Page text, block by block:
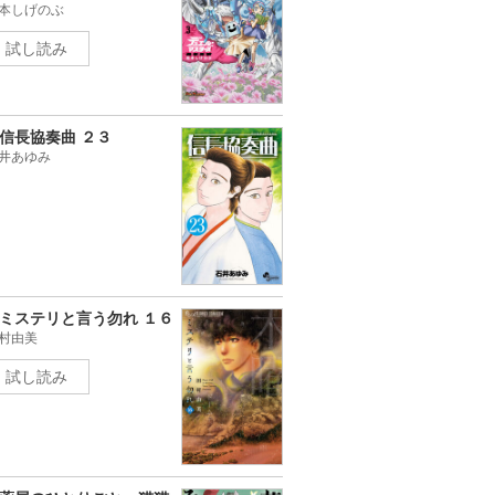
しげのぶ
試し読み
信長協奏曲 ２３
あゆみ
ミステリと言う勿れ １６
由美
試し読み